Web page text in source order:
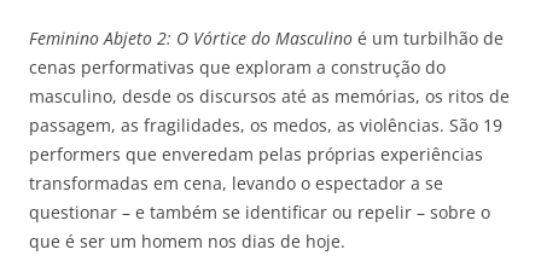
Feminino Abjeto 2: O Vórtice do Masculino é um turbilhão de
cenas performativas que exploram a construção do
masculino, desde os discursos até as memórias, os ritos de
passagem, as fragilidades, os medos, as violências. São 19
performers que enveredam pelas próprias experiências
transformadas em cena, levando o espectador a se
questionar – e também se identificar ou repelir – sobre o
que é ser um homem nos dias de hoje.